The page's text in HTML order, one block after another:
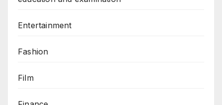
Entertainment
Fashion
Film